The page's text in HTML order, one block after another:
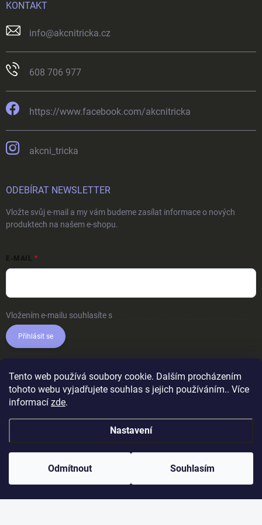
Tento web používá soubory cookie. Dalším procházením
tohoto webu vyjadřujete souhlas s jejich používáním.. Více
informací zde.
Nastavení
Odmítnout Souhlasím
KONTAKT
info@akcnitricka.cz
608 706 977
https://www.facebook.com/akcnitricka
akcni_tricka
ODEBÍRAT NEWSLETTER
Vložte svůj e-mail a my vám budeme zasílat informace o nových
produktech na našem e-shopu.
E-MAIL
Vložením e-mailu souhlasíte s
Přihlásit se
Copyright 2026AkcniTricka.CZ. Všechna práva vyhrazena.Upravit